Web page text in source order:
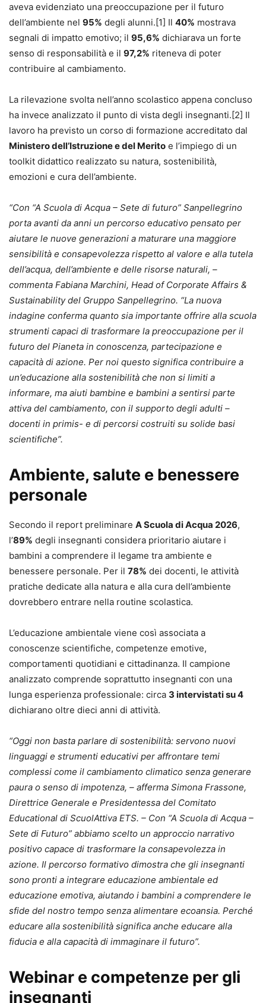
aveva evidenziato una preoccupazione per il futuro
dell’ambiente nel 95% degli alunni.[1] Il 40% mostrava
segnali di impatto emotivo; il 95,6% dichiarava un forte
senso di responsabilità e il 97,2% riteneva di poter
contribuire al cambiamento.
La rilevazione svolta nell’anno scolastico appena concluso
ha invece analizzato il punto di vista degli insegnanti.[2] Il
lavoro ha previsto un corso di formazione accreditato dal
Ministero dell’Istruzione e del Merito e l’impiego di un
toolkit didattico realizzato su natura, sostenibilità,
emozioni e cura dell’ambiente.
“Con “A Scuola di Acqua – Sete di futuro” Sanpellegrino
porta avanti da anni un percorso educativo pensato per
aiutare le nuove generazioni a maturare una maggiore
sensibilità e consapevolezza rispetto al valore e alla tutela
dell’acqua, dell’ambiente e delle risorse naturali, –
commenta Fabiana Marchini, Head of Corporate Affairs &
Sustainability del Gruppo Sanpellegrino. “La nuova
indagine conferma quanto sia importante offrire alla scuola
strumenti capaci di trasformare la preoccupazione per il
futuro del Pianeta in conoscenza, partecipazione e
capacità di azione. Per noi questo significa contribuire a
un’educazione alla sostenibilità che non si limiti a
informare, ma aiuti bambine e bambini a sentirsi parte
attiva del cambiamento, con il supporto degli adulti –
docenti in primis- e di percorsi costruiti su solide basi
scientifiche”.
Ambiente, salute e benessere
personale
Secondo il report preliminare A Scuola di Acqua 2026,
l’89% degli insegnanti considera prioritario aiutare i
bambini a comprendere il legame tra ambiente e
benessere personale. Per il 78% dei docenti, le attività
pratiche dedicate alla natura e alla cura dell’ambiente
dovrebbero entrare nella routine scolastica.
L’educazione ambientale viene così associata a
conoscenze scientifiche, competenze emotive,
comportamenti quotidiani e cittadinanza. Il campione
analizzato comprende soprattutto insegnanti con una
lunga esperienza professionale: circa 3 intervistati su 4
dichiarano oltre dieci anni di attività.
“Oggi non basta parlare di sostenibilità: servono nuovi
linguaggi e strumenti educativi per affrontare temi
complessi come il cambiamento climatico senza generare
paura o senso di impotenza, – afferma Simona Frassone,
Direttrice Generale e Presidentessa del Comitato
Educational di ScuolAttiva ETS. – Con “A Scuola di Acqua –
Sete di Futuro” abbiamo scelto un approccio narrativo
positivo capace di trasformare la consapevolezza in
azione. Il percorso formativo dimostra che gli insegnanti
sono pronti a integrare educazione ambientale ed
educazione emotiva, aiutando i bambini a comprendere le
sfide del nostro tempo senza alimentare ecoansia. Perché
educare alla sostenibilità significa anche educare alla
fiducia e alla capacità di immaginare il futuro”.
Webinar e competenze per gli
insegnanti